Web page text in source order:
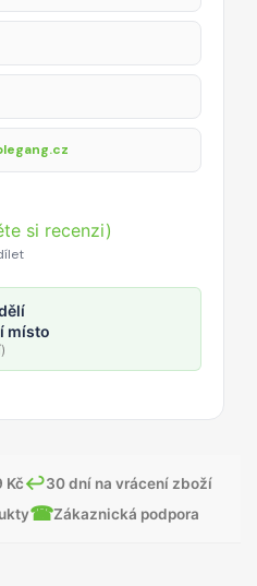
si recenzi)
místo
Kč↩30 dní na vrácení zboží
☎Zákaznická podpora